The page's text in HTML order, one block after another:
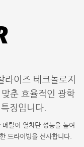
이즈 테크놀로지
춘 효율적인 광학
징입니다.
탈이 열차단 성능을 높여
드라이빙을 선사합니다.